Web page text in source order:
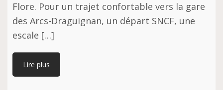
Flore. Pour un trajet confortable vers la gare
des Arcs-Draguignan, un départ SNCF, une
escale […]
Lire plus